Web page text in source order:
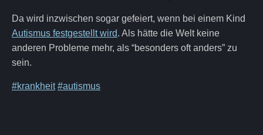
Da wird inzwischen sogar gefeiert, wenn bei einem Kind
Autismus festgestellt wird. Als hätte die Welt keine
anderen Probleme mehr, als “besonders oft anders” zu
sein.
#krankheit #autismus